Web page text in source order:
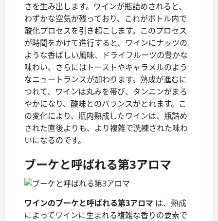
さを生み出します。ワインが瓶詰めされると、
わずかな空気が残っており、これがボトル内で
酸化プロセスを引き起こします。このプロセス
が時間をかけて進行すると、ワインにナッツの
ような香ばしい風味、ドライフルーツの豊かな
味わい、さらにはトーストやキャラメルのよう
なニュートランスが加わります。熟成が進むに
つれて、ワインは丸みを帯び、タンニンがまろ
やかになり、酸味とのバランスがとれます。こ
の変化により、瓶内熟成したワインは、瓶詰め
された直後よりも、より複雑で洗練された味わ
いになるのです。
ブーケと呼ばれる第3アロマ
ワインのブーケと呼ばれる第3アロマ は、熟成
によってワインに生まれる複雑な香りの要素で